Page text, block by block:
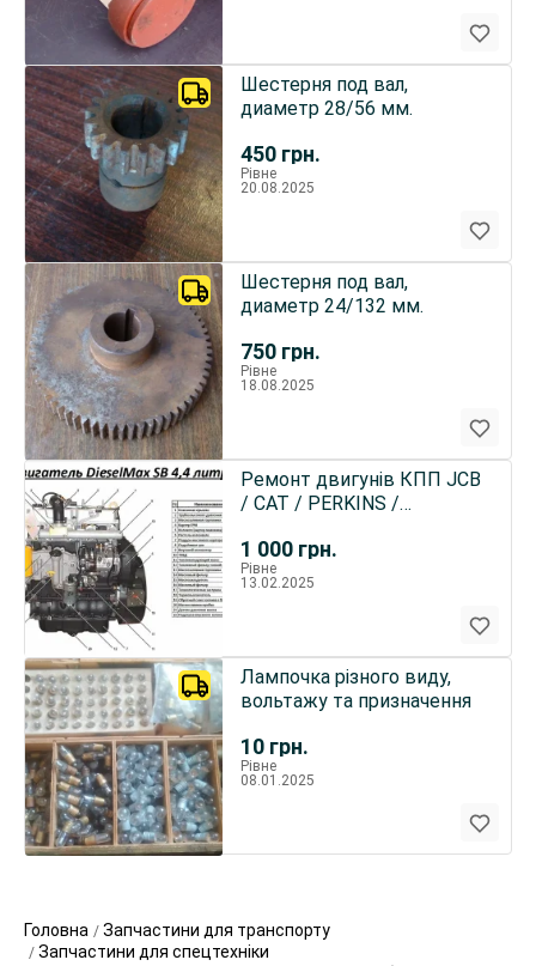
450 грн.
Шестерня под вал,
диаметр 28/56 мм.
Рівне
20.08.2025
750 грн.
Шестерня под вал,
диаметр 24/132 мм.
Рівне
18.08.2025
1 000 грн.
Ремонт двигунів КПП JCB
/ CAT / PERKINS /
Рівне
13.02.2025
10 грн.
Лампочка різного виду,
вольтажу та призначення
Рівне
08.01.2025
Головна
Запчастини для транспорту
Запчастини для спецтехніки